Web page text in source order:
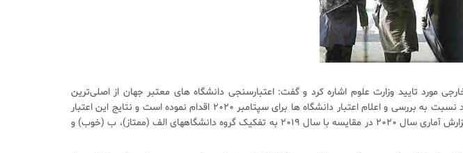
مورد تایید وزارت علوم اشاره کرد و گفت: اعتبارسنجی دانشگاه های معتبر جهان از اصلی‌ترین
وظایف اداره کل دانش آموختگان سازمان امور دانشجویان است این مرکز در راستای ماموریت و ظایف خود نسبت به بررسی و اعلام اعتبار دانشگاه ها برای سپتامبر 2020 اقدام نموده است و نتایج این اعتبار
سنجی در پایگاه اطلاع رسانی این اداره کل به نشانی http://www.grad.saorg.ir قابل مشاهده است. گزارش آماری سال 2020 در مقایسه با سال 2019 به تفکیک گروه دانشگاههای الف (ممتاز)، ب (خوب) و